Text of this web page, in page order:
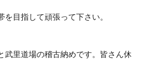
目指して頑張って下さい。
武里道場の稽古納めです。皆さん休